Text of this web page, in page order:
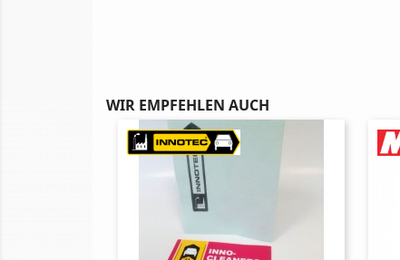
WIR EMPFEHLEN AUCH